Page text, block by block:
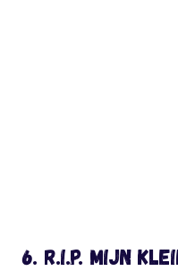
6. R.I.P. mijn